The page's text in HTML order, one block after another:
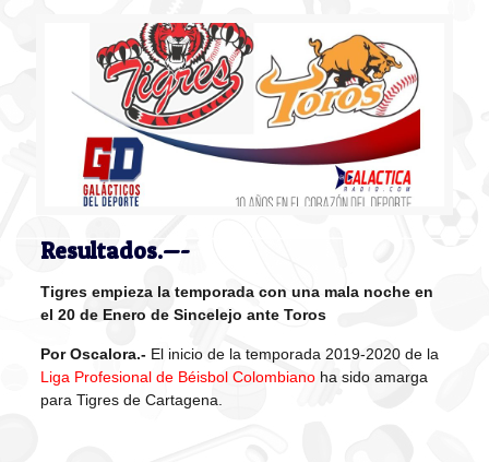
Resultados.—-
Tigres empieza la temporada con una mala noche en
el 20 de Enero de Sincelejo ante Toros
Por Oscalora.-El inicio de la temporada 2019-2020 de la
Liga Profesional de Béisbol Colombianoha sido amarga
para Tigres de Cartagena.